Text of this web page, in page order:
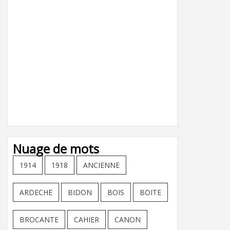
Nuage de mots
1914 1918 ANCIENNE
ARDECHE BIDON BOIS BOITE
BROCANTE CAHIER CANON